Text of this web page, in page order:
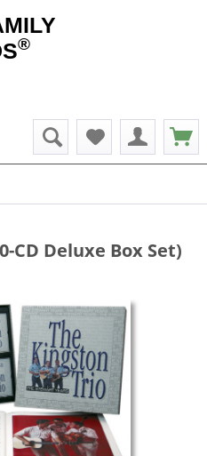
®
CD Deluxe Box Set)